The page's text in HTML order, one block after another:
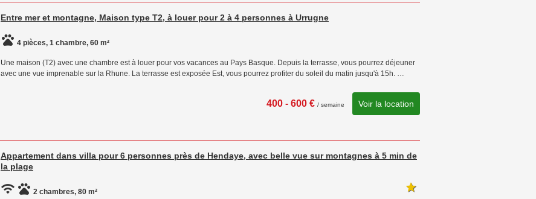
Entre mer et montagne, Maison type T2, à louer pour 2 à 4 personnes à Urrugne
4 pièces, 1 chambre, 60 m²
Une maison (T2) avec une chambre est à louer pour vos vacances au Pays Basque. Depuis la terrasse, vous pourrez déjeuner
avec une vue imprenable sur la Rhune. La terrasse est exposée Est, vous pourrez profiter du soleil du matin jusqu'à 15h. …
400 - 600 € / semaine Voir la location
Appartement dans villa pour 6 personnes près de Hendaye, avec belle vue sur montagnes à 5 min de
la plage
2 chambres, 80 m²